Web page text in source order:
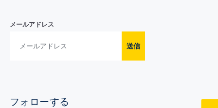
メールアドレス
送信
フォローする